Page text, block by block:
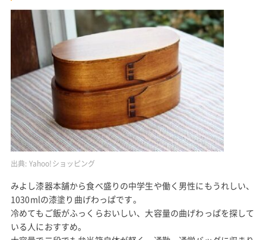
出典: Yahoo!ショッピング
みよし漆器本舗から食べ盛りの中学生や働く男性にもうれしい、
1030mlの漆塗り曲げわっぱです。
冷めてもご飯がふっくらおいしい、大容量の曲げわっぱを探して
いる人におすすめ。